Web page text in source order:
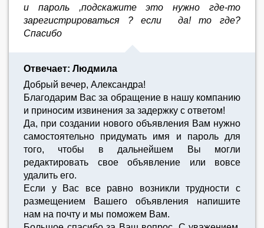
и пароль ,подскажите это нужно где-то
зарегистрироваться ? если да! то где?
Спасибо
Отвечает: Людмила
Добрый вечер, Александра!
Благодарим Вас за обращение в нашу компанию
и приносим извинения за задержку с ответом!
Да, при создании нового объявления Вам нужно
самостоятельно придумать имя и пароль для
того, чтобы в дальнейшем Вы могли
редактировать свое объявление или вовсе
удалить его.
Если у Вас все равно возникли трудности с
размещением Вашего объявления напишите
нам на почту и мы поможем Вам.